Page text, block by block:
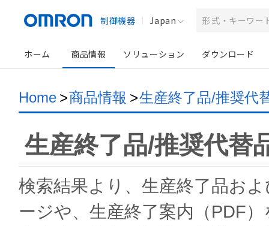
制御機器 Japan
ホーム 商品情報 ソリューション ダウンロード
Home >商品情報 >生産終了品/推奨代
生産終了品/推奨代替
検索結果より、生産終了品お
ージや、生産終了案内（PDF